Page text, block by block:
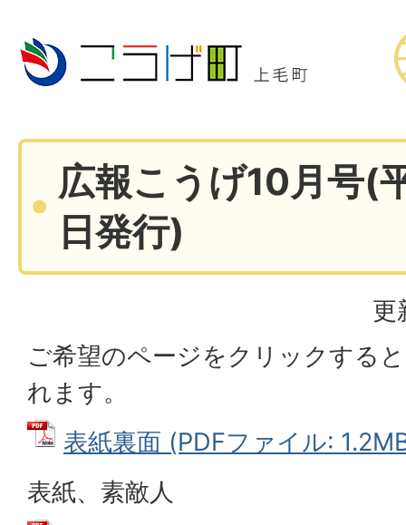
広報こうげ10月号(
日発行)
更
ご希望のページをクリックする
れます。
表紙裏面 (PDFファイル:
表紙、素敵人